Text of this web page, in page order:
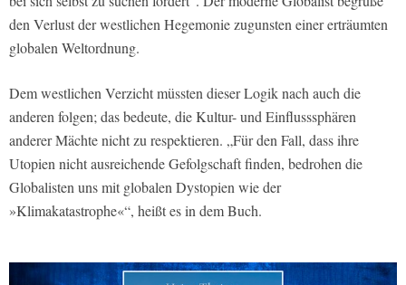
den Verlust der westlichen Hegemonie zugunsten einer erträumten
globalen Weltordnung.
Dem westlichen Verzicht müssten dieser Logik nach auch die
anderen folgen; das bedeute, die Kultur- und Einflusssphären
anderer Mächte nicht zu respektieren. „Für den Fall, dass ihre
Utopien nicht ausreichende Gefolgschaft finden, bedrohen die
Globalisten uns mit globalen Dystopien wie der
»Klimakatastrophe«“, heißt es in dem Buch.